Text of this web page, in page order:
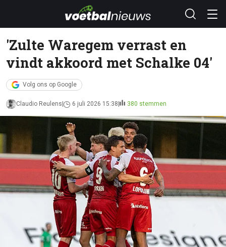
'Zulte Waregem verrast en
vindt akkoord met Schalke 04'
Volg ons op Google
Claudio Reulens 6 juli 2026 15:38 380 stemmen